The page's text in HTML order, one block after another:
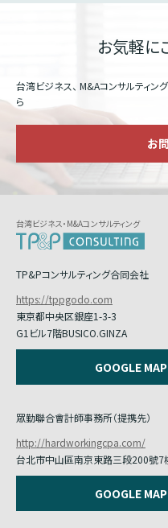
お気軽に
台湾ビジネス、 M&Aコンサルティン
ら
お
台湾ビジネス・M&Aコンサルティング
TP&Pコンサルティング合同会社
https://tppgodo.com
東京都中央区銀座1-3-3
G1ビル7階BUSICO.GINZA
GOOGLE MAP
眾勤聯合會計師事務所（提携先）
http://hardworkingcpa.com/
台北市中山區南京東路三段200號7
GOOGLE MAP